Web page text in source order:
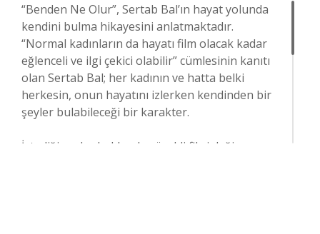
“Benden Ne Olur”, Sertab Bal’ın hayat yolunda
kendini bulma hikayesini anlatmaktadır.
“Normal kadınların da hayatı film olacak kadar
eğlenceli ve ilgi çekici olabilir” cümlesinin kanıtı
olan Sertab Bal; her kadının ve hatta belki
herkesin, onun hayatını izlerken kendinden bir
şeyler bulabileceği bir karakter.
İstediği şeyler hakkında sürekli fikri değişen,